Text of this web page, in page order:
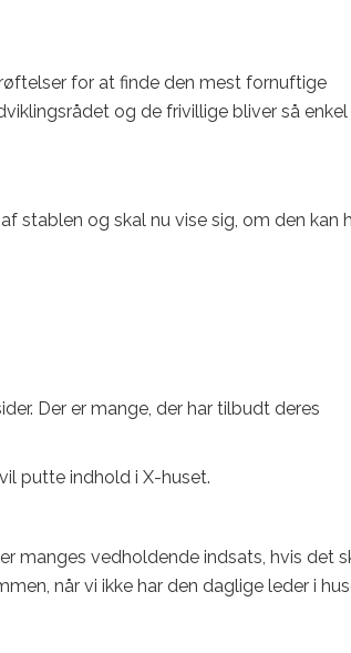
for at finde den mest fornuftige
og de frivillige bliver så
stablen og skal nu vise sig, om den kan
Der er mange, der har tilbudt deres
putte indhold i X-huset.
manges vedholdende indsats, hvis det
når vi ikke har den daglige leder i